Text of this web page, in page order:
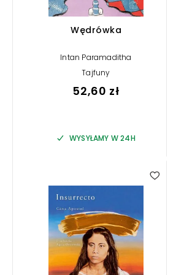
Wędrówka
Intan Paramaditha
Tajfuny
52,60 zł
WYSYŁAMY W 24H